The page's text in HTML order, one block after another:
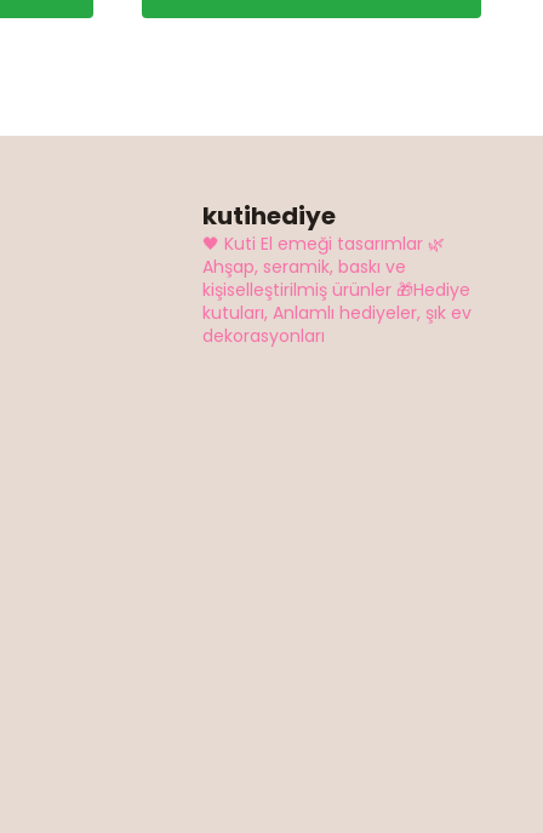
kutihediye
🖤 Kuti El emeği tasarımlar🌿
Ahşap, seramik, baskı ve
kişiselleştirilmiş ürünler🎁Hediye
kutuları, Anlamlı hediyeler, şık ev
dekorasyonları